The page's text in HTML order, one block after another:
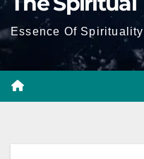
Essence Of Spirituality